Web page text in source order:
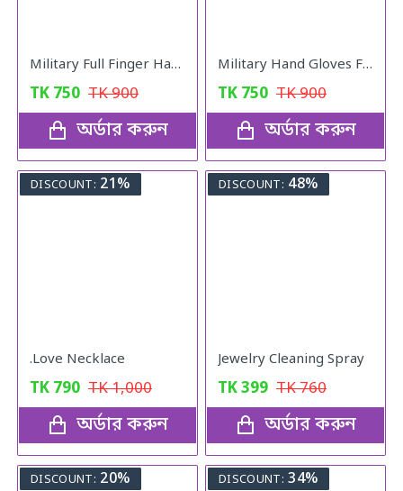
Military Full Finger Hand Gloves Olive
TK 750 TK900
অর্ডার করুন
Military Hand Gloves Full Black
TK 750 TK900
অর্ডার করুন
DISCOUNT: 21%
.Love Necklace
TK 790 TK1,000
অর্ডার করুন
DISCOUNT: 48%
Jewelry Cleaning Spray
TK399 TK760
অর্ডার করুন
DISCOUNT: 20% DISCOUNT: 34%